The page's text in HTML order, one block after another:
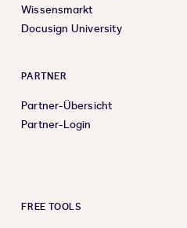
Wissensmarkt
Docusign University
PARTNER
Partner-Übersicht
Partner-Login
FREE TOOLS